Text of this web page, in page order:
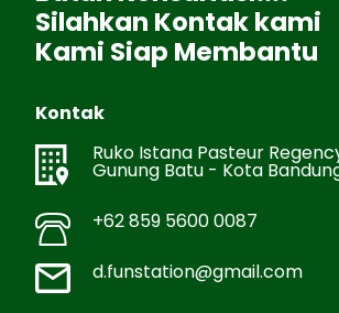
Silahkan Kontak kami
Kami Siap Membantu
Kontak
Ruko Istana Pasteur
Gunung Batu - Kota
+62 859 5600 0087
d.funstation@gmail.com